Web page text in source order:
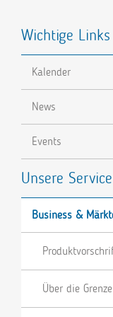
Wichtige Links
Kalender
News
Events
Unsere
Business &
Über die Grenze